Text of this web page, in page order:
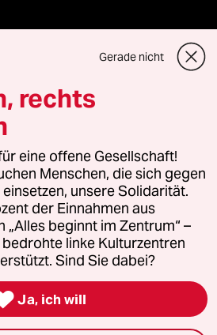
Vertriebs GmbH
Fragen oder für Genehmigungen
Kommune-Richtlinien
Impressum AGB
widerrufen (Ads)
Gerade nicht
rechts
eine offene Gesellschaft!
Menschen, die sich gegen
unsere Solidarität.
der Einnahmen aus
„Alles beginnt im Zentrum“ –
linke Kulturzentren
Sind Sie dabei?
Ja, ich will